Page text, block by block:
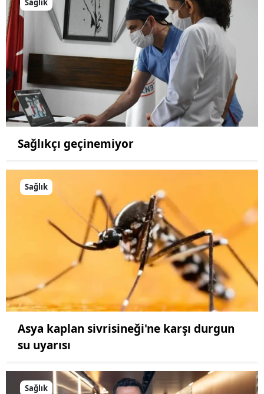
Sağlık
Sağlıkçı geçinemiyor
Sağlık
Asya kaplan sivrisineği'ne karşı durgun
su uyarısı
Sağlık